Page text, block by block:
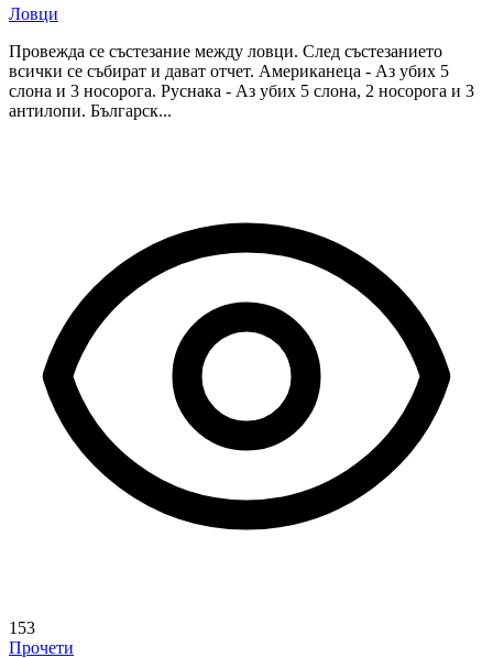
Ловци
Провежда се състезание между ловци. След състезанието
всички се събират и дават отчет. Американеца - Аз убих 5
слона и 3 носорога. Руснака - Аз убих 5 слона, 2 носорога и 3
антилопи. Българск...
153
Прочети